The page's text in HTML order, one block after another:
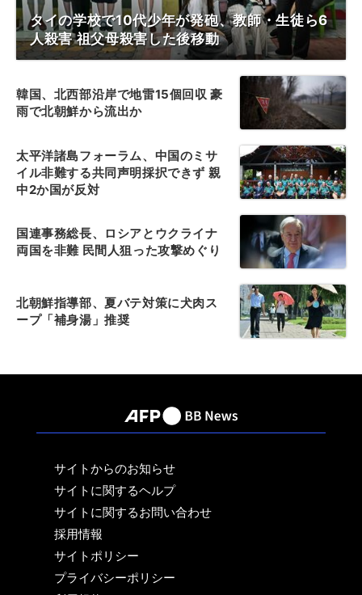
タイの学校で10代少年が発砲、教師・生徒ら6
人殺害 祖父母殺害した後移動
韓国、北西部沿岸で地雷15個回収 豪
雨で北朝鮮から流出か
太平洋諸島フォーラム、中国のミサ
イル非難する共同声明採択できず 親
中2か国が反対
国連事務総長、ロシアとウクライナ
両国を非難 民間人狙った攻撃めぐり
北朝鮮指導部、夏バテ対策に犬肉ス
ープ「補身湯」推奨
サイトからのお知らせ
サイトに関するヘルプ
サイトに関するお問い合わせ
採用情報
サイトポリシー
プライバシーポリシー